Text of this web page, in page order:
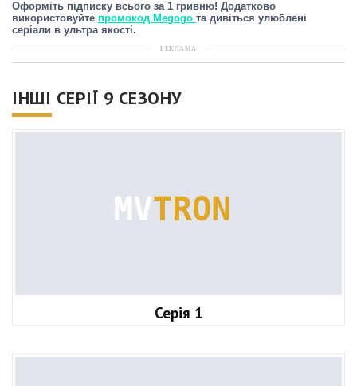
Оформіть підписку всього за 1 гривню! Додатково
використовуйте промокод Megogo та дивіться улюблені
серіали в ультра якості.
РЕКЛАМА
ІНШІ СЕРІЇ 9 СЕЗОНУ
Серія 1